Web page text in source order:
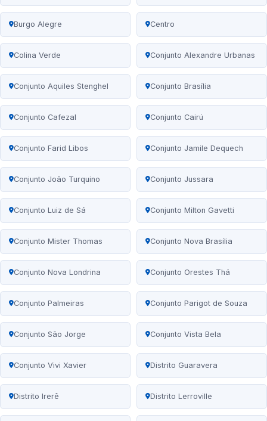
Burgo Alegre Centro
Colina Verde Conjunto Alexandre Urbanas
Conjunto Aquiles Stenghel Conjunto Brasília
Conjunto Cafezal Conjunto Cairú
Conjunto Farid Libos Conjunto Jamile Dequech
Conjunto João Turquino Conjunto Jussara
Conjunto Luiz de Sá Conjunto Milton Gavetti
Conjunto Mister Thomas Conjunto Nova Brasília
Conjunto Nova Londrina Conjunto Orestes Thá
Conjunto Palmeiras Conjunto Parigot de Souza
Conjunto São Jorge Conjunto Vista Bela
Conjunto Vivi Xavier Distrito Guaravera
Distrito Irerê Distrito Lerroville